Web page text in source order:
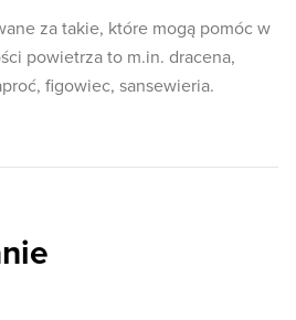
za takie, które mogą pomóc w
powietrza to m.in. dracena,
figowiec, sansewieria.